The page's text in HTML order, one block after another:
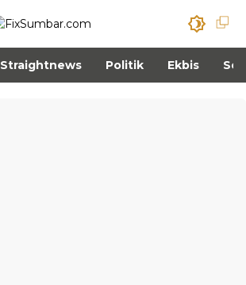
Straightnews Politik Ekbis